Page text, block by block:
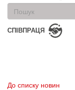
Пошукова
форма
Пошук
СПІВПРАЦЯ
До списку новин